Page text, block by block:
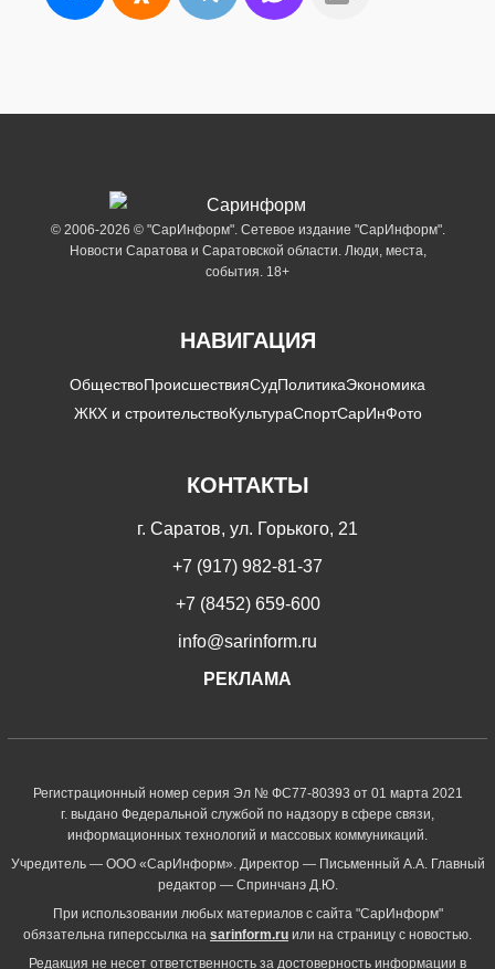
© 2006-2026 © "СарИнформ". Сетевое издание "СарИнформ".
Новости Саратова и Саратовской области. Люди, места,
события. 18+
НАВИГАЦИЯ
ОбществоПроисшествияСудПолитикаЭкономика
ЖКХ и строительствоКультураСпортСарИнФото
КОНТАКТЫ
г. Саратов, ул. Горького, 21
+7 (917) 982-81-37
+7 (8452) 659-600
info@sarinform.ru
РЕКЛАМА
Регистрационный номер серия Эл № ФС77-80393 от 01 марта 2021
г. выдано Федеральной службой по надзору в сфере связи,
информационных технологий и массовых коммуникаций.
Учредитель — ООО «СарИнформ». Директор — Письменный А.А. Главный
редактор — Спринчанэ Д.Ю.
При использовании любых материалов с сайта "СарИнформ"
обязательна гиперссылка на sarinform.ru или на страницу с новостью.
Редакция не несет ответственность за достоверность информации в